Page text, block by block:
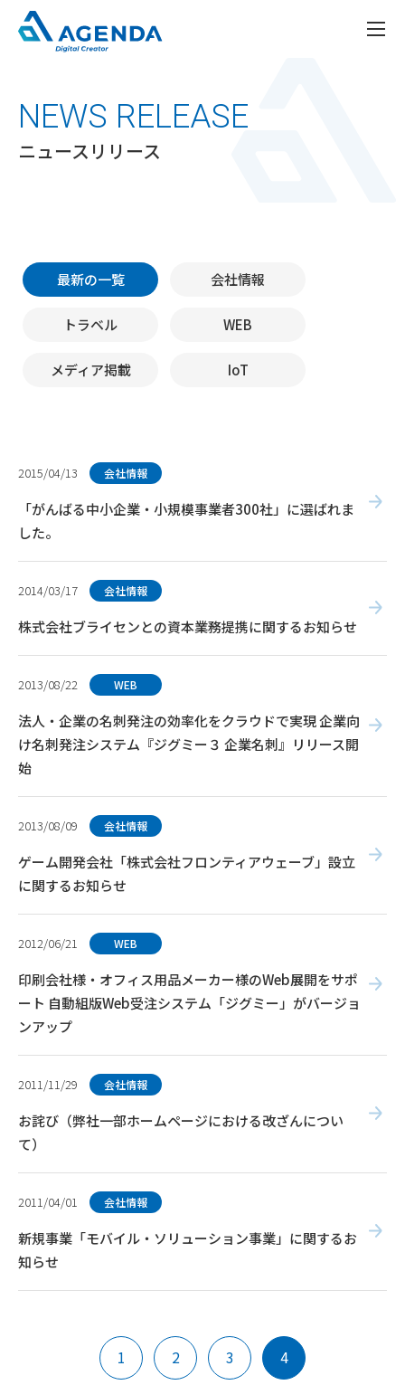
NEWS RELEASE
ニュースリリース
最新の一覧 会社情報
トラベル WEB
メディア掲載 IoT
2015/04/13 会社情報
「がんばる中小企業・小規模事業者300社」に選ばれま
した。
2014/03/17 会社情報
株式会社ブライセンとの資本業務提携に関するお知らせ
2013/08/22 WEB
法人・企業の名刺発注の効率化をクラウドで実現 企業向
け名刺発注システム『ジグミー３ 企業名刺』リリース開
始
2013/08/09 会社情報
ゲーム開発会社「株式会社フロンティアウェーブ」設立
に関するお知らせ
2012/06/21 WEB
印刷会社様・オフィス用品メーカー様のWeb展開をサポ
ート 自動組版Web受注システム「ジグミー」がバージョ
ンアップ
2011/11/29 会社情報
お詫び（弊社一部ホームページにおける改ざんについ
て）
2011/04/01 会社情報
新規事業「モバイル・ソリューション事業」に関するお
知らせ
1 2 3 4